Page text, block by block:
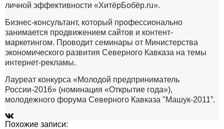
личной эффективности «ХитёрБобёр.ru».
Бизнес-консультант, который профессионально
занимается продвижением сайтов и контент-
маркетингом. Проводит семинары от Министерства
экономического развития Северного Кавказа на темы
интернет-рекламы.
Лауреат конкурса «Молодой предприниматель
России-2016» (номинация «Открытие года»),
молодежного форума Северного Кавказа "Машук-2011”.
Похожие записи: